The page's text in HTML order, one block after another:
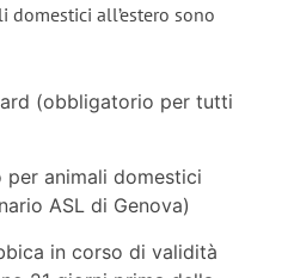
domestici all’estero sono
(obbligatorio per tutti
per animali domestici
ASL di Genova)
in corso di validità